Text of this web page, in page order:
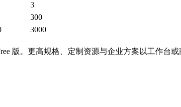
3
300
3000
版。更高规格、定制资源与企业方案以工作台或